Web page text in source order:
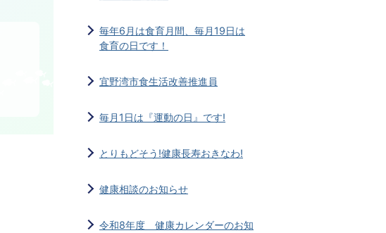
毎年6月は食育月間、毎月19日は
食育の日です！
宜野湾市食生活改善推進員
毎月1日は『運動の日』です!
とりもどそう!健康長寿おきなわ!
健康相談のお知らせ
令和8年度 健康カレンダーのお知